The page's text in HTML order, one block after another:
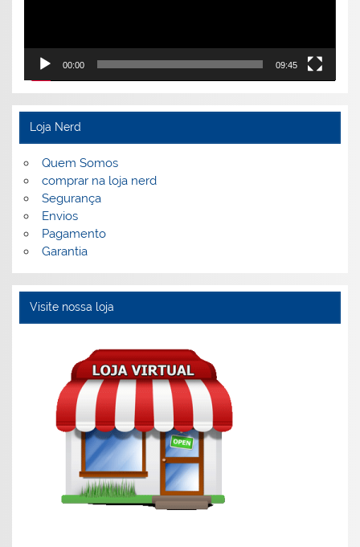
00:00 09:45
Loja Nerd
Quem Somos
comprar na loja nerd
Segurança
Envios
Pagamento
Garantia
Visite nossa loja